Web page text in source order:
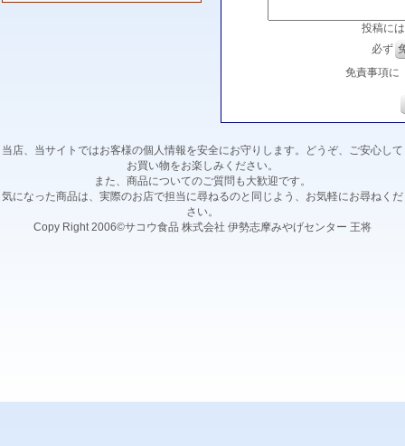
投稿に
必ず
免責事項に
当店、当サイトではお客様の個人情報を安全にお守りします。どうぞ、ご安心して
お買い物をお楽しみください。
また、商品についてのご質問も大歓迎です。
気になった商品は、実際のお店で担当に尋ねるのと同じよう、お気軽にお尋ねくだ
さい。
Copy Right 2006©サコウ食品 株式会社 伊勢志摩みやげセンター 王将